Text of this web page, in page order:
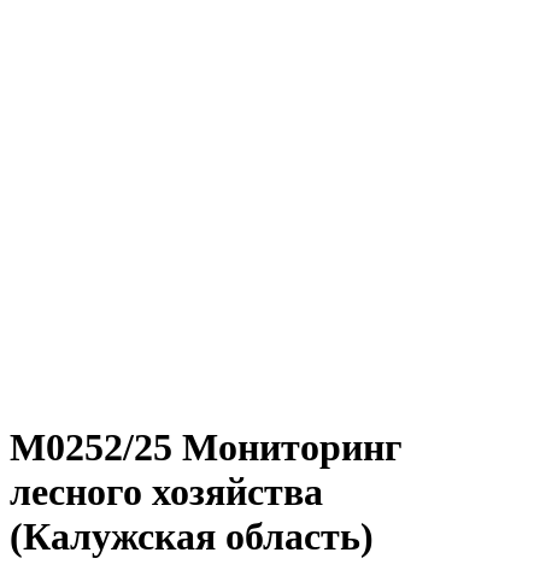
М0252/25 Мониторинг
лесного хозяйства
(Калужская область)